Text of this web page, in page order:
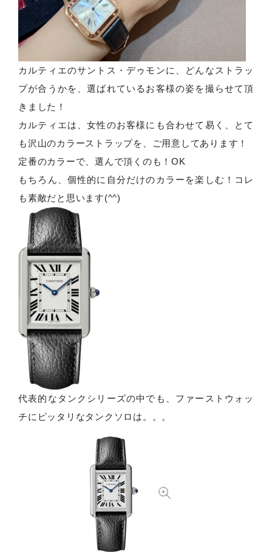
カルティエのサントス・デゥモンに、どんなストラッ
プが合うかを、選ばれているお客様の姿を撮らせて頂
きました！
カルティエは、女性のお客様にも合わせて易く、とて
も沢山のカラーストラップを、ご用意してあります！
定番のカラーで、選んで頂くのも！ OK
もちろん、個性的に自分だけのカラーを楽しむ！コレ
も素敵だと思います(^^)
代表的なタンクシリーズの中でも、ファーストウォッ
チにピッタリなタンクソロは。。。